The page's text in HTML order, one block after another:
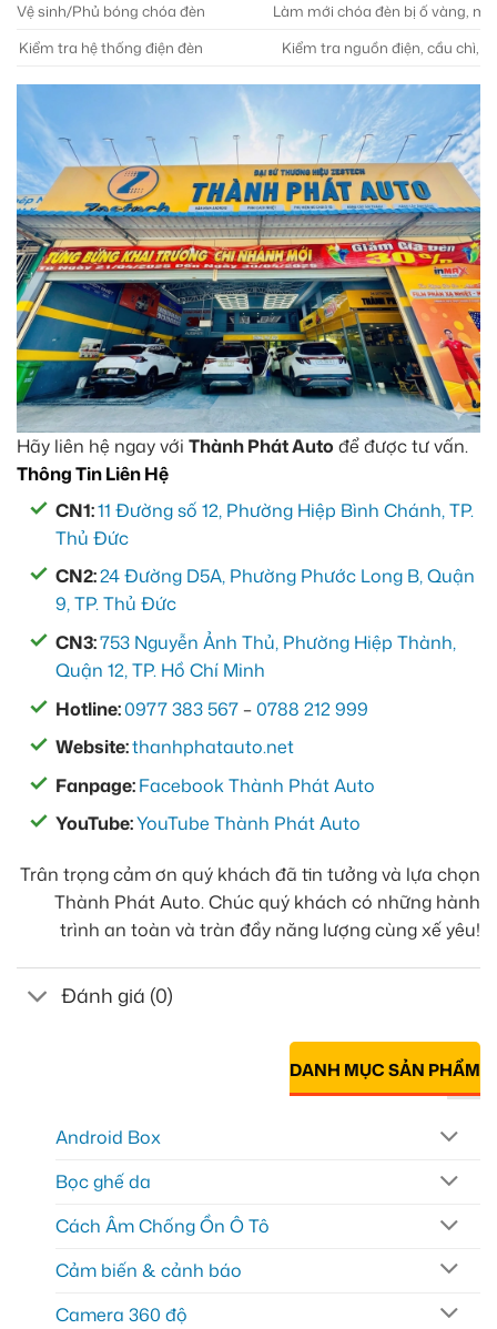
Vệ sinh/Phủ bóng chóa đèn
Làm mới chóa đèn bị ố vàng,
Kiểm tra hệ thống điện đèn
Kiểm tra nguồn điện, cầu chì,
Hãy liên hệ ngay với Thành Phát Auto để được tư vấn.
Thông Tin Liên Hệ
CN1:11 Đường số 12, Phường Hiệp Bình Chánh, TP.
Thủ Đức
CN2:24 Đường D5A, Phường Phước Long B, Quận
9, TP. Thủ Đức
CN3:753 Nguyễn Ảnh Thủ, Phường Hiệp Thành,
Quận 12, TP. Hồ Chí Minh
Hotline:0977 383 567 –0788 212 999
Website:thanhphatauto.net
Fanpage:Facebook Thành Phát Auto
YouTube:YouTube Thành Phát Auto
Trân trọng cảm ơn quý khách đã tin tưởng và lựa chọn
Thành Phát Auto. Chúc quý khách có những hành
trình an toàn và tràn đầy năng lượng cùng xế yêu!
Đánh giá (0)
DANH MỤC SẢN PHẨM
Android Box
Bọc ghế da
Cách Âm Chống Ồn Ô Tô
Cảm biến & cảnh báo
Camera 360 độ